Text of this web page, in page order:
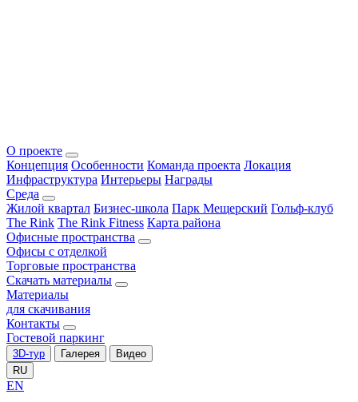
О проекте
Концепция Особенности Команда проекта Локация
Инфраструктура Интерьеры Награды
Среда
Жилой квартал Бизнес-школа Парк Мещерский Гольф-клуб
The Rink The Rink Fitness Карта района
Офисные пространства
Офисы с отделкой
Торговые пространства
Скачать материалы
Материалы
для скачивания
Контакты
Гостевой паркинг
3D-тур Галерея
Видео
RU
EN